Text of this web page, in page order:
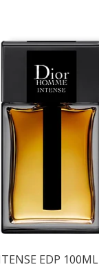
EDP 100ML